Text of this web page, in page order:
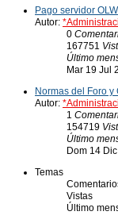
Pago servidor OLW
Autor:
0
167751
Último
Mar 19 Jul
Normas del Foro
Autor:
1
154719
Último
Dom 14
Temas
Vistas
Último